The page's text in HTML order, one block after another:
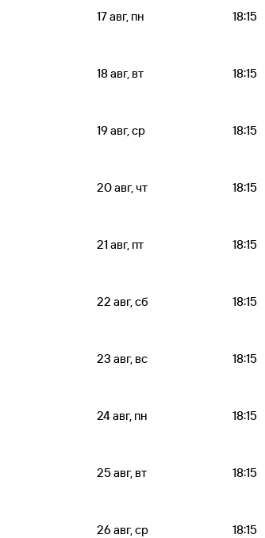
17 авг, пн 18:15
18 авг, вт 18:15
19 авг, ср 18:15
20 авг, чт 18:15
21 авг, пт 18:15
22 авг, сб 18:15
23 авг, вс 18:15
24 авг, пн 18:15
25 авг, вт 18:15
26 авг, ср 18:15